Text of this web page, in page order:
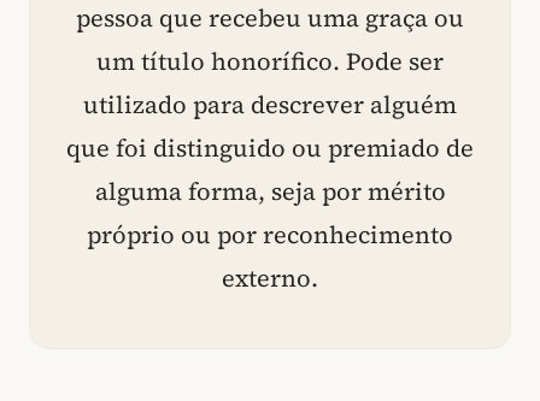
pessoa que recebeu uma graça ou
um título honorífico. Pode ser
utilizado para descrever alguém
que foi distinguido ou premiado de
alguma forma, seja por mérito
próprio ou por reconhecimento
externo.